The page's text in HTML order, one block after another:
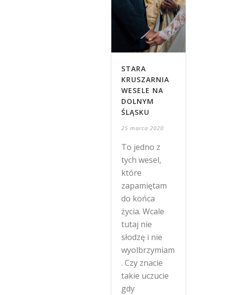
STARA
KRUSZARNIA
WESELE NA
DOLNYM
ŚLĄSKU
25 marca 2020
To jedno z
tych wesel,
które
zapamiętam
do końca
życia. Wcale
tutaj nie
słodzę i nie
wyolbrzymiam
. Czy znacie
takie uczucie
gdy